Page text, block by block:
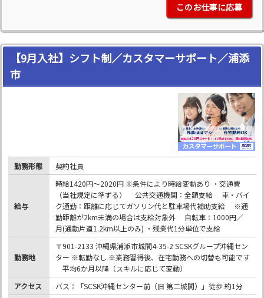
このお仕事に応募
【9月入社】シフト制／カスタマーサポート／浦添
市
勤務形態 契約社員
給与
時給1420円～2020円 ※条件により時給変動あり ・交通費
（当社規定に準ずる） 公共交通機関：全額支給 車・バイ
ク通勤：距離に応じてガソリン代と駐車場代補助支給 ※通
勤距離が2km未満の場合は支給対象外 自転車：1000円／
月(通勤片道1.2km以上のみ) ・残業代1分単位で支給
勤務地
〒901-2133 沖縄県浦添市城間4-35-2 SCSKグループ沖縄セン
ター ※転勤なし ※業務習得後、在宅勤務への切替も可能です
平均6か月以降（スキルに応じて変動）
アクセス
バス：「SCSK沖縄センター前（旧 第二城間）」徒歩 約1分